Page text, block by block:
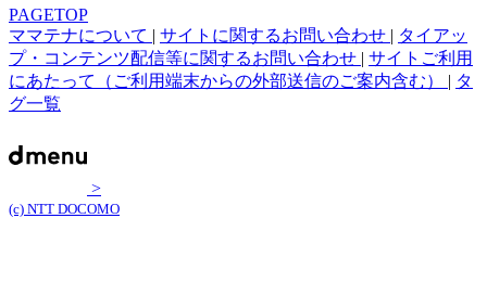
PAGETOP
ママテナについて | サイトに関するお問い合わせ | タイアッ
プ・コンテンツ配信等に関するお問い合わせ | サイトご利用
にあたって（ご利用端末からの外部送信のご案内含む） | タ
グ一覧
>
(c) NTT DOCOMO